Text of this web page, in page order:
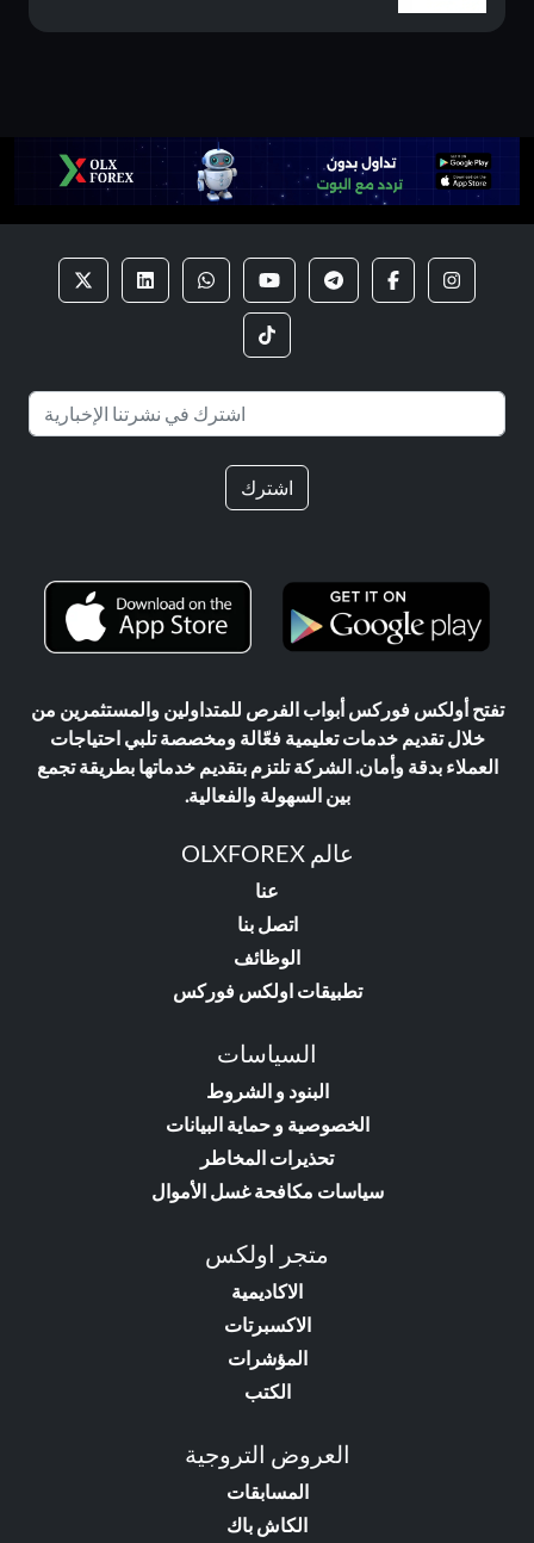
اشترك
تفتح أولكس فوركس أبواب الفرص للمتداولين والمستثمرين من
خلال تقديم خدمات تعليمية فعّالة ومخصصة تلبي احتياجات
العملاء بدقة وأمان. الشركة تلتزم بتقديم خدماتها بطريقة تجمع
بين السهولة والفعالية.
عالم OLXFOREX
عنا
اتصل بنا
الوظائف
تطبيقات اولكس فوركس
السياسات
البنود و الشروط
الخصوصية و حماية البيانات
تحذيرات المخاطر
سياسات مكافحة غسل الأموال
متجر اولكس
الاكاديمية
الاكسبرتات
المؤشرات
الكتب
العروض التروجية
المسابقات
الكاش باك